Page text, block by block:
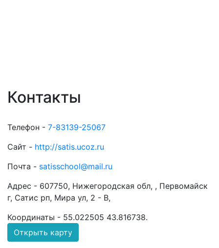
Контакты
Телефон - 7-83139-25067
Сайт - http://satis.ucoz.ru
Почта - satisschool@mail.ru
Адрес - 607750, Нижегородская обл, , Первомайск
г, Сатис рп, Мира ул, 2 - В,
Координаты - 55.022505 43.816738.
Открыть карту